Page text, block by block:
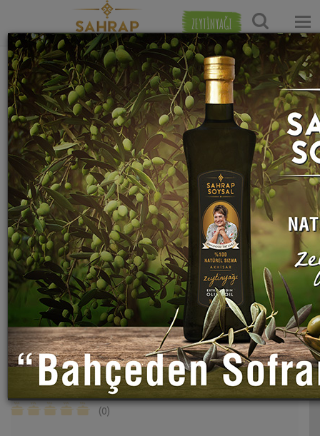
ZEYTİNYAĞI
Ana Sayfa İçecek Tarifleri Soğuk İçecek Tarifleri
Kuru Erik Hoşafı Tarifi
Sahrap Soysal
Pilavların yanında serinlemek için servis edebilirsiniz.
(0)